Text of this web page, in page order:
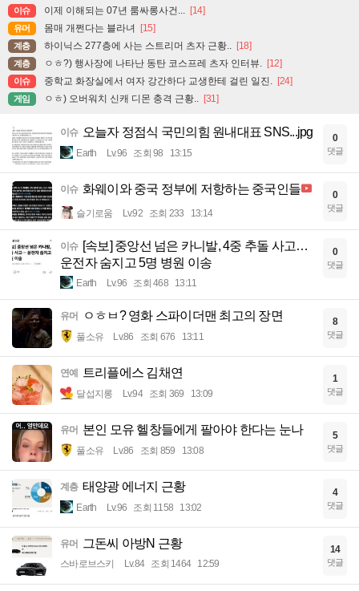
이슈 이제 이해되는 07년 룸싸롱사건... [14]
유머 몸매 개쩐다는 블라녀 [15]
계층 하이닉스 277층에 사는 스트리머 츠자 근황.. [18]
계층 ㅇㅎ?) 행사장에 나타난 동탄 코스프레 츠자 인터뷰. [12]
이슈 중학교 화장실에서 여자 강간하다 교생한테 걸린 일진. [24]
게임 ㅇㅎ) 오버워치 신캐 디몬 충격 근황.. [31]
이슈 오늘자 정점식 국민의힘 원내대표 SNS...jpg
Earth Lv.96 조회 98 13:15
0
댓글
이슈 화웨이와 중국 정부에 저항하는 중국인들
슬기로움 Lv.92 조회 233 13:14
0
댓글
이슈 [속보] 중앙선 넘은 카니발, 4중 추돌 사고…
운전자 숨지고 5명 병원 이송
Earth Lv.96 조회 468 13:11
0
댓글
유머 ㅇㅎㅂ? 영화 스파이더맨 최고의 장면
풀소유 Lv.86 조회 676 13:11
8
댓글
연예 트리플에스 김채연
달섭지롱 Lv.94 조회 369 13:09
1
댓글
유머 본인 모유 헬창들에게 팔아야 한다는 눈나
풀소유 Lv.86 조회 859 13:08
5
댓글
계층 태양광 에너지 근황
Earth Lv.96 조회 1158 13:02
4
댓글
유머 그돈씨 아방N 근황
스바로브스키 Lv.84 조회 1464 12:59
14
댓글